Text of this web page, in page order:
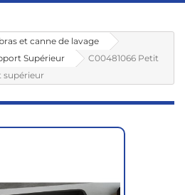
bras et canne de lavage
Supérieur
C00481066 Petit
supérieur